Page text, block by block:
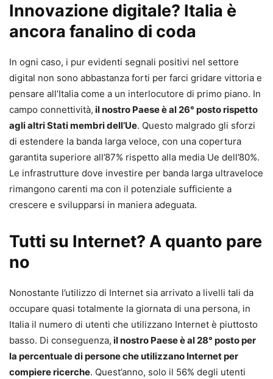
Innovazione digitale? Italia è
ancora fanalino di coda
In ogni caso, i pur evidenti segnali positivi nel settore
digital non sono abbastanza forti per farci gridare vittoria e
pensare all’Italia come a un interlocutore di primo piano. In
campo connettività, il nostro Paese è al 26° posto rispetto
agli altri Stati membri dell’Ue. Questo malgrado gli sforzi
di estendere la banda larga veloce, con una copertura
garantita superiore all’87% rispetto alla media Ue dell’80%.
Le infrastrutture dove investire per banda larga ultraveloce
rimangono carenti ma con il potenziale sufficiente a
crescere e svilupparsi in maniera adeguata.
Tutti su Internet? A quanto pare
no
Nonostante l’utilizzo di Internet sia arrivato a livelli tali da
occupare quasi totalmente la giornata di una persona, in
Italia il numero di utenti che utilizzano Internet è piuttosto
basso. Di conseguenza, il nostro Paese è al 28° posto per
la percentuale di persone che utilizzano Internet per
compiere ricerche. Quest’anno, solo il 56% degli utenti